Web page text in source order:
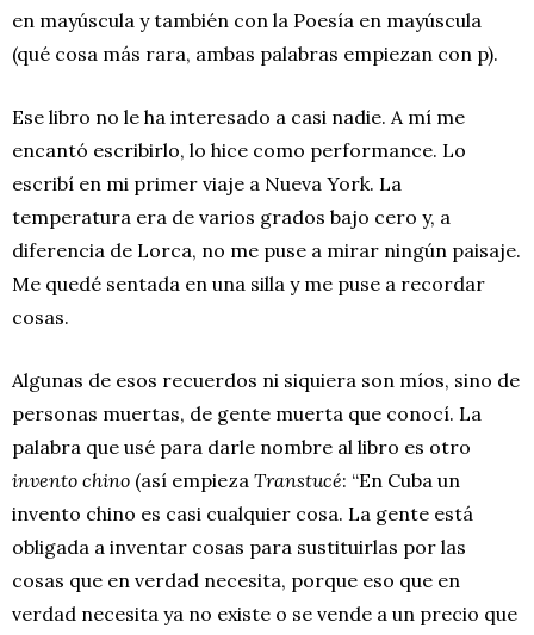
en mayúscula y también con la Poesía en mayúscula
(qué cosa más rara, ambas palabras empiezan con p).
Ese libro no le ha interesado a casi nadie. A mí me
encantó escribirlo, lo hice como performance. Lo
escribí en mi primer viaje a Nueva York. La
temperatura era de varios grados bajo cero y, a
diferencia de Lorca, no me puse a mirar ningún paisaje.
Me quedé sentada en una silla y me puse a recordar
cosas.
Algunas de esos recuerdos ni siquiera son míos, sino de
personas muertas, de gente muerta que conocí. La
palabra que usé para darle nombre al libro es otro
invento chino (así empieza Transtucé: “En Cuba un
invento chino es casi cualquier cosa. La gente está
obligada a inventar cosas para sustituirlas por las
cosas que en verdad necesita, porque eso que en
verdad necesita ya no existe o se vende a un precio que